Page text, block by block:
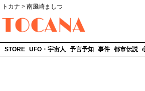
トカナ > 南風崎ましつ
STORE UFO・宇宙人 予言予知 事件 都市伝説